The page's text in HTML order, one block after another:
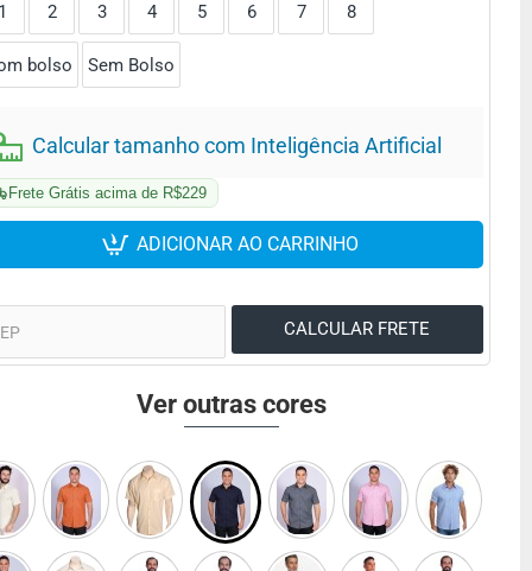
Frete Grátis acima de R$229
Calcular tamanho com Inteligência Artificial
2 3 4 5 6 7 8
bolso Sem Bolso
ADICIONAR AO CARRINHO
Ver outras cores